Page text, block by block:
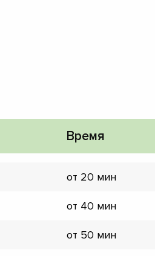
Время
от 20 мин
от 40 мин
от 50 мин